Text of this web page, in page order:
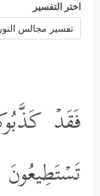
اختر التفسير
فَقَدۡ